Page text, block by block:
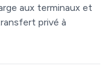
aux terminaux et
privé à